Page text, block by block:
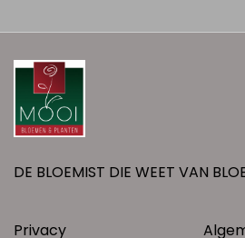
DE BLOEMIST DIE WEET VAN
Privacy